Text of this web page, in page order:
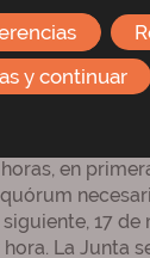
de Lar
acordado
a laJunta
en
17 de
La Junta
y continuar